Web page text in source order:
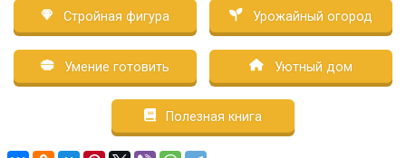
Стройная фигура Урожайный огород
Умение готовить Уютный дом
Полезная книга